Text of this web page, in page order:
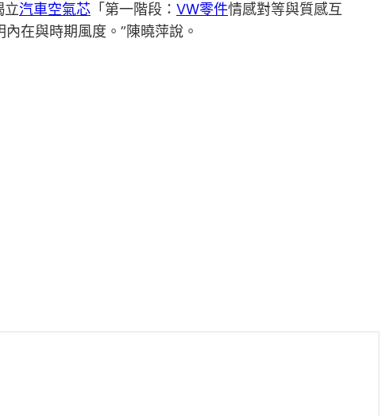
立汽車空氣芯 「第一階段： VW零件情感對等與質感互
內在與時期風度。”陳曉萍說。